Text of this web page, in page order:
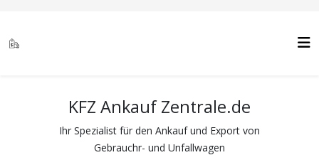
KFZ Ankauf Zentrale.de
Ihr Spezialist für den Ankauf und Export von
Gebrauchr- und Unfallwagen